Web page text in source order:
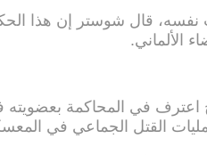
نفسه، قال شوستر إن هذا
الألماني.
اعترف في المحاكمة
القتل الجماعي في